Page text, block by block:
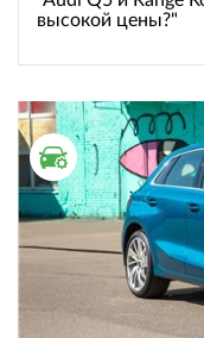
высокой цены?"
ТЕСТ ДРАЙВ